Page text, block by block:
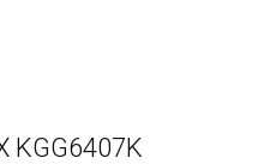
KGG6407K